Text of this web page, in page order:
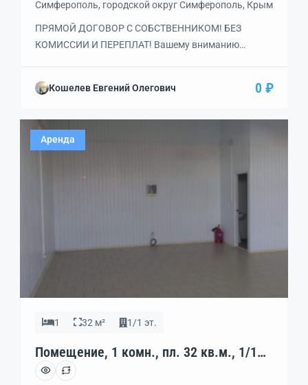
Симферополь, городской округ Симферополь, Крым
ПРЯМОЙ ДОГОВОР С СОБСТВЕННИКОМ! БЕЗ
КОМИССИИ И ПЕРЕПЛАТ! Вашему вниманию
УДОБНАЯ И ПРАКТИЧНАЯ открытая с правильной
удовольствием устроим показ!
Кошелев Евгений Олегович 0 ₽
Аренда
1 32 м² 1/1 эт.
Помещение, 1 комн., пл. 32 кв.м., 1/1
эт., код: 462185